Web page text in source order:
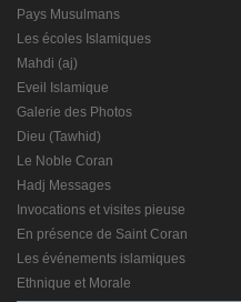
Pays Musulmans
Les écoles Islamiques
Mahdi (aj)
Eveil Islamique
Galerie des Photos
Dieu (Tawhid)
Le Noble Coran
Hadj Messages
Invocations et visites pieuse
En présence de Saint Coran
Les événements islamiques
Ethnique et Morale